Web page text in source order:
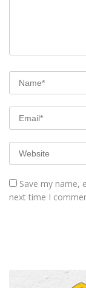
Save my name,
next time I